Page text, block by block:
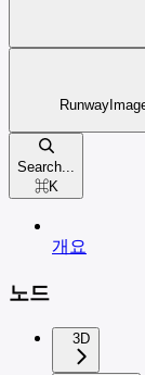
Search...
⌘K
개요
노드
3D